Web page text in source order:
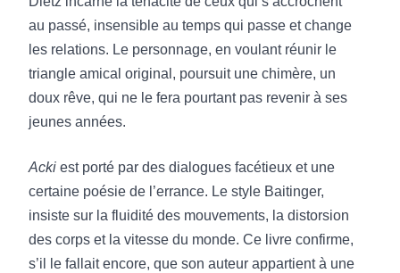
au passé, insensible au temps qui passe et change
les relations. Le personnage, en voulant réunir le
triangle amical original, poursuit une chimère, un
doux rêve, qui ne le fera pourtant pas revenir à ses
jeunes années.
Acki est porté par des dialogues facétieux et une
certaine poésie de l’errance. Le style Baitinger,
insiste sur la fluidité des mouvements, la distorsion
des corps et la vitesse du monde. Ce livre confirme,
s’il le fallait encore, que son auteur appartient à une